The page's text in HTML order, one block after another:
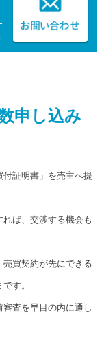
申し込み
証明書」を売主へ提
ば、交渉する機会も
買契約が先にできる
す。
査を早目の内に通し